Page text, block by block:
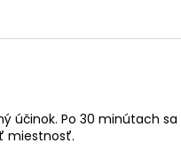
účinok. Po 30 minútach
miestnosť.